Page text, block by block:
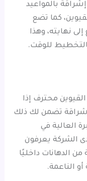
بالمواعيد
كما تضع
نهايته، وهذا
للوقت.
محترف إذا
تضمن لك ذلك
العالية في
الشركة يعرفون
الدهانات داخليًا
الناعمة.